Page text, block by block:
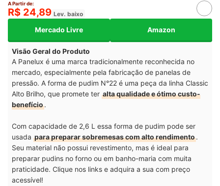
A Partir de:
R$ 24,89 Lev. baixo
Mercado Livre Amazon
Visão Geral do Produto
A Panelux é uma marca tradicionalmente reconhecida no
mercado, especialmente pela fabricação de panelas de
pressão. A forma de pudim N°22 é uma peça da linha Classic
Alto Brilho, que promete ter alta qualidade e ótimo custo-
benefício.
Com capacidade de 2,6 L essa forma de pudim pode ser
usada para preparar sobremesas com alto rendimento.
Seu material não possui revestimento, mas é ideal para
preparar pudins no forno ou em banho-maria com muita
praticidade. Clique nos links e adquira a sua com preço
acessível!